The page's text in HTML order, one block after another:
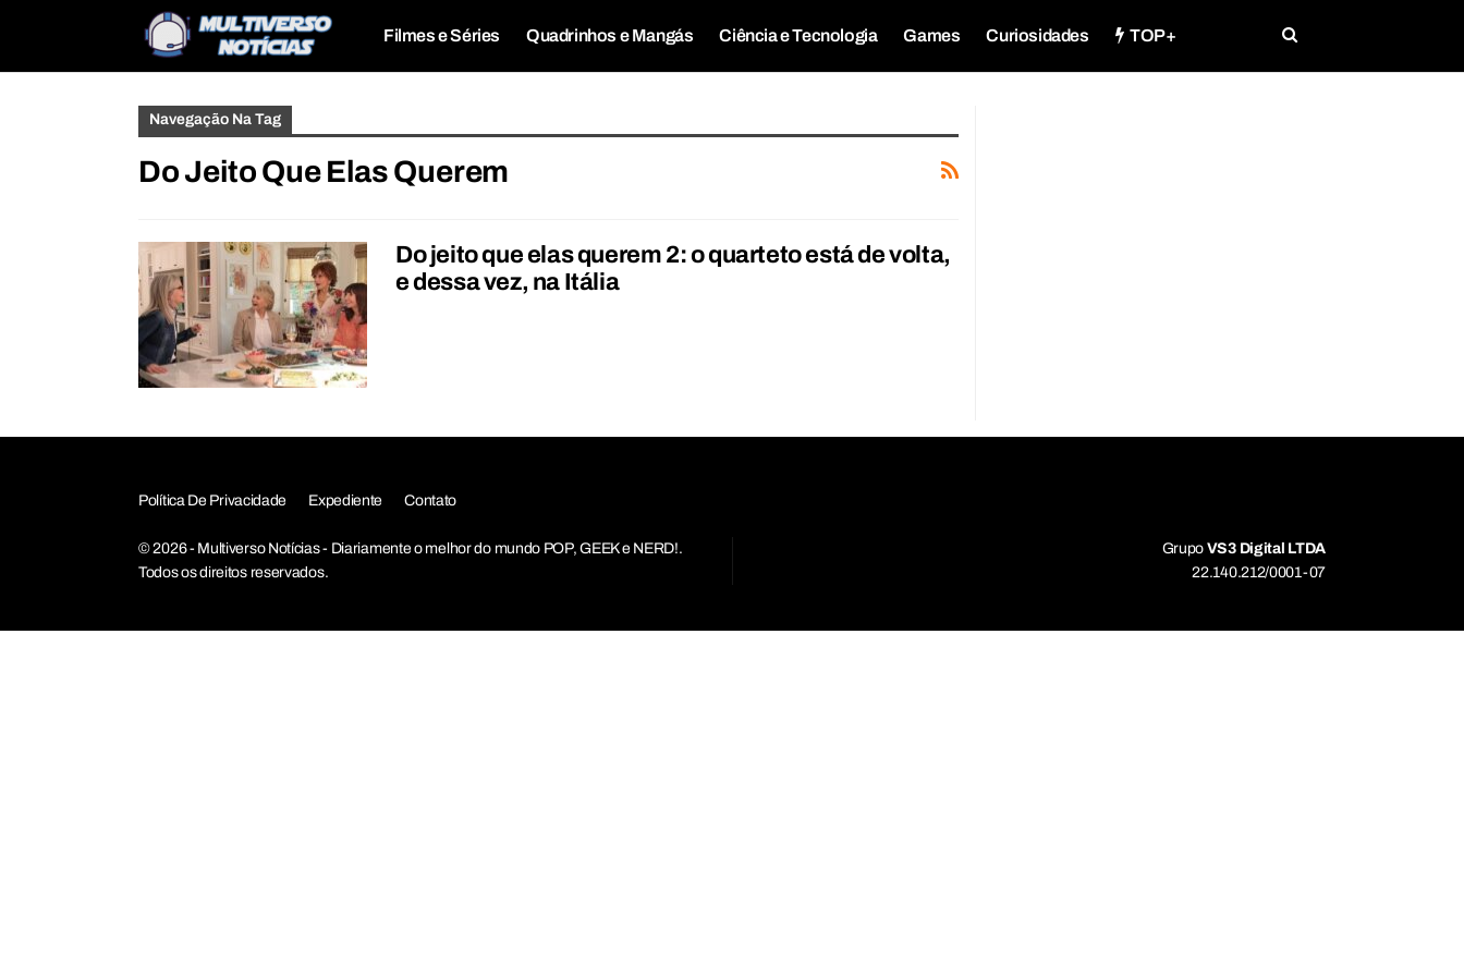
Filmes e Séries Quadrinhos e Mangás Ciência e Tecnologia Games Curiosidades TOP+
Navegação Na Tag
Do Jeito Que Elas Querem
Do jeito que elas querem 2: o quarteto está de volta,
e dessa vez, na Itália
Política De Privacidade Expediente Contato
© 2026 - Multiverso Notícias - Diariamente o melhor do mundo POP, GEEK e NERD!.
Todos os direitos reservados.
Grupo VS3 Digital LTDA
22.140.212/0001-07